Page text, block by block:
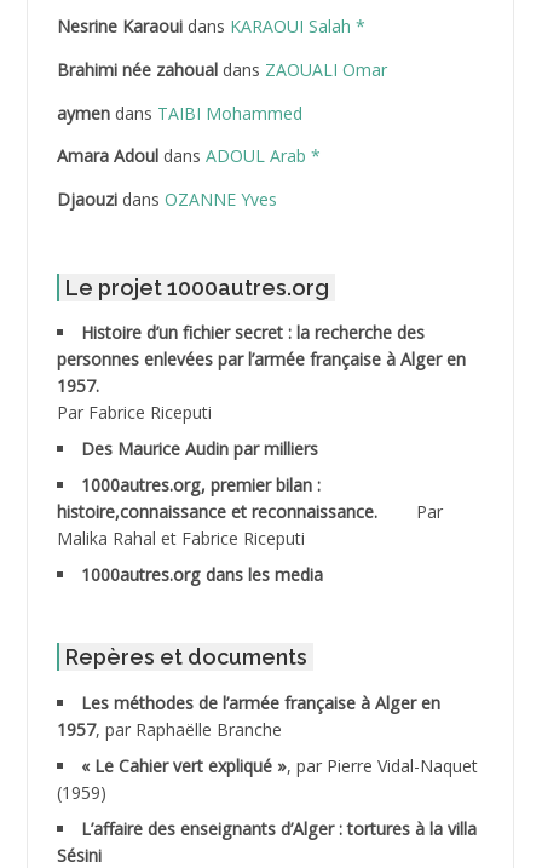
ABDELLI Mohamed
ABDELLI Mohamed *
ABDELMOUMENE Ahmed
ABDESMED Mohamed ben Kaddour
ABDESSELAMI Kouider
ABDESSLEM Ahmed dit le Coiffeur
ABDOUDOU
ABID Mohamed
ABNOUN Salah
ACHACHE M.*
ACHLAF Ali
Nesrine Karaouidans KARAOUI Salah *
Brahimi née zahoualdans ZAOUALI Omar
aymendans TAIBI Mohammed
Amara Adouldans ADOUL Arab *
Djaouzidans OZANNE Yves
Le projet 1000autres.org
Histoire d’un fichier secret : la recherche des
personnes enlevées par l’armée française à Alger en
1957.
Par Fabrice Riceputi
Des Maurice Audin par milliers
1000autres.org, premier bilan :
histoire,connaissance et reconnaissance.
Par
Malika Rahal et Fabrice Riceputi
1000autres.org dans les media
Repères et documents
Les méthodes de l’armée française à Alger en
1957, par Raphaëlle Branche
« Le Cahier vert expliqué », par Pierre Vidal-Naquet
(1959)
L’affaire des enseignants d’Alger : tortures à la villa
Sésini